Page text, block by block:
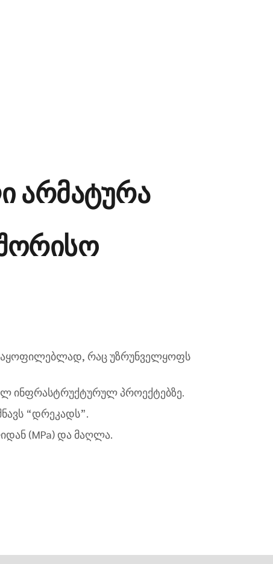
არმატურა
რაც უზრუნველყოფს
ინფრასტრუქტურულ პროექტებზე.
“დრეკადს”.
(MPa) და მაღლა.